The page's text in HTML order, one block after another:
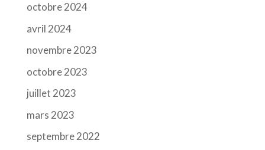
octobre 2024
avril 2024
novembre 2023
octobre 2023
juillet 2023
mars 2023
septembre 2022